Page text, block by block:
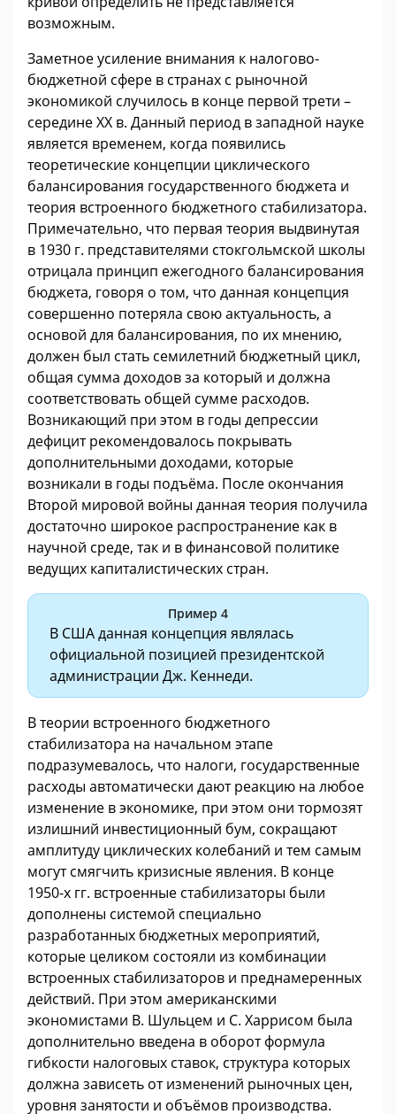
возможным.
Заметное усиление внимания к налогово-
бюджетной сфере в странах с рыночной
экономикой случилось в конце первой трети –
середине ХХ в. Данный период в западной науке
является временем, когда появились
теоретические концепции циклического
балансирования государственного бюджета и
теория встроенного бюджетного стабилизатора.
Примечательно, что первая теория выдвинутая
в 1930 г. представителями стокгольмской школы
отрицала принцип ежегодного балансирования
бюджета, говоря о том, что данная концепция
совершенно потеряла свою актуальность, а
основой для балансирования, по их мнению,
должен был стать семилетний бюджетный цикл,
общая сумма доходов за который и должна
соответствовать общей сумме расходов.
Возникающий при этом в годы депрессии
дефицит рекомендовалось покрывать
дополнительными доходами, которые
возникали в годы подъёма. После окончания
Второй мировой войны данная теория получила
достаточно широкое распространение как в
научной среде, так и в финансовой политике
ведущих капиталистических стран.
Пример 4
В США данная концепция являлась
официальной позицией президентской
администрации Дж. Кеннеди.
В теории встроенного бюджетного
стабилизатора на начальном этапе
подразумевалось, что налоги, государственные
расходы автоматически дают реакцию на любое
изменение в экономике, при этом они тормозят
излишний инвестиционный бум, сокращают
амплитуду циклических колебаний и тем самым
могут смягчить кризисные явления. В конце
1950-х гг. встроенные стабилизаторы были
дополнены системой специально
разработанных бюджетных мероприятий,
которые целиком состояли из комбинации
встроенных стабилизаторов и преднамеренных
действий. При этом американскими
экономистами В. Шульцем и С. Харрисом была
дополнительно введена в оборот формула
гибкости налоговых ставок, структура которых
должна зависеть от изменений рыночных цен,
уровня занятости и объёмов производства.